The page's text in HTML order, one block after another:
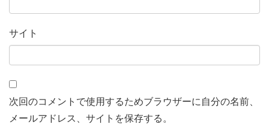
サイト
次回のコメントで使用するためブラウザーに自分の名前、
メールアドレス、サイトを保存する。